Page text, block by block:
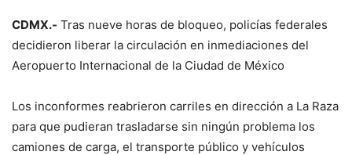
CDMX.- Tras nueve horas de bloqueo, policías federales
decidieron liberar la circulación en inmediaciones del
Aeropuerto Internacional de la Ciudad de México
Los inconformes reabrieron carriles en dirección a La Raza
para que pudieran trasladarse sin ningún problema los
camiones de carga, el transporte público y vehículos